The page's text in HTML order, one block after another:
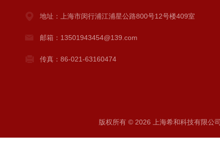
地址：上海市闵行浦江浦星公路800号12号楼409室
邮箱：13501943454@139.com
传真：86-021-63160474
版权所有 © 2026 上海希和科技有限公